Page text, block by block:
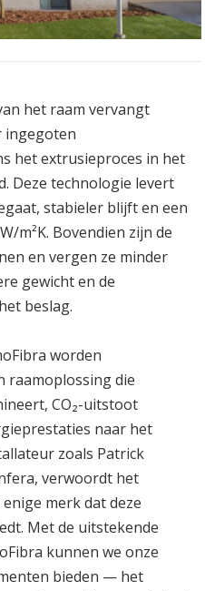
het raam vervangt
ingegoten
het extrusieproces in het
Deze technologie levert
stabieler blijft en een
m²K. Bovendien zijn de
en vergen ze minder
gewicht en de
beslag.
worden
raamoplossing die
CO₂-uitstoot
naar het
zoals Patrick
verwoordt het
merk dat deze
Met de uitstekende
kunnen we onze
bieden — het